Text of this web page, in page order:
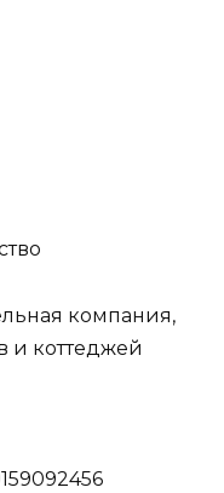
компания,
и коттеджей